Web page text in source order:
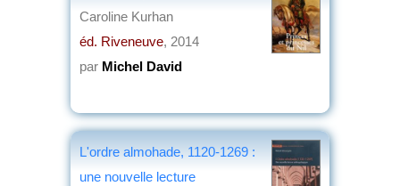
Caroline Kurhan
éd. Riveneuve, 2014
par Michel David
L'ordre almohade, 1120-1269 :
une nouvelle lecture